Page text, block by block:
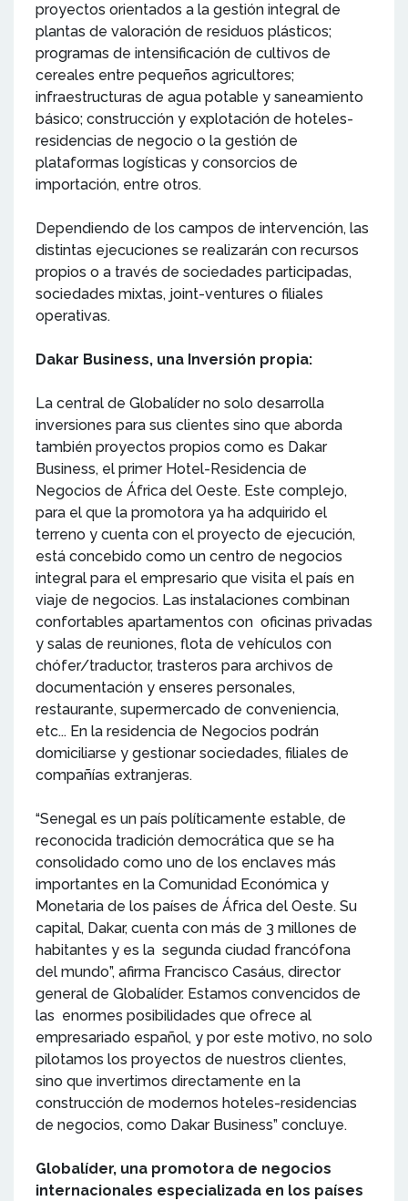
proyectos orientados a la gestión integral de
plantas de valoración de residuos plásticos;
programas de intensificación de cultivos de
cereales entre pequeños agricultores;
infraestructuras de agua potable y saneamiento
básico; construcción y explotación de hoteles-
residencias de negocio o la gestión de
plataformas logísticas y consorcios de
importación, entre otros.
Dependiendo de los campos de intervención, las
distintas ejecuciones se realizarán con recursos
propios o a través de sociedades participadas,
sociedades mixtas, joint-ventures o filiales
operativas.
Dakar Business, una Inversión propia:
La central de Globalíder no solo desarrolla
inversiones para sus clientes sino que aborda
también proyectos propios como es Dakar
Business, el primer Hotel-Residencia de
Negocios de África del Oeste. Este complejo,
para el que la promotora ya ha adquirido el
terreno y cuenta con el proyecto de ejecución,
está concebido como un centro de negocios
integral para el empresario que visita el país en
viaje de negocios. Las instalaciones combinan
confortables apartamentos con oficinas privadas
y salas de reuniones, flota de vehículos con
chófer/traductor, trasteros para archivos de
documentación y enseres personales,
restaurante, supermercado de conveniencia,
etc... En la residencia de Negocios podrán
domiciliarse y gestionar sociedades, filiales de
compañías extranjeras.
“Senegal es un país políticamente estable, de
reconocida tradición democrática que se ha
consolidado como uno de los enclaves más
importantes en la Comunidad Económica y
Monetaria de los países de África del Oeste. Su
capital, Dakar, cuenta con más de 3 millones de
habitantes y es la segunda ciudad francófona
del mundo”, afirma Francisco Casáus, director
general de Globalíder. Estamos convencidos de
las enormes posibilidades que ofrece al
empresariado español, y por este motivo, no solo
pilotamos los proyectos de nuestros clientes,
sino que invertimos directamente en la
construcción de modernos hoteles-residencias
de negocios, como Dakar Business” concluye.
Globalíder, una promotora de negocios
internacionales especializada en los países